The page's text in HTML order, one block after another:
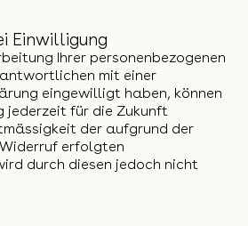
Einwilligung
Ihrer personenbezogenen
mit einer
eingewilligt haben, können
jederzeit für die Zukunft
der aufgrund der
erfolgten
durch diesen jedoch nicht